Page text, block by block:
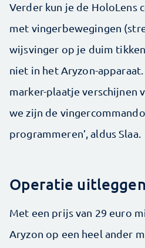
Verder kun je de HoloLens
met vingerbewegingen
wijsvinger op je duim
niet in het Aryzon-
marker-plaatje verschijnen
we zijn de
programmeren’, aldus Slaa.
Operatie uitleggen
Met een prijs van 29 euro
Aryzon op een heel ander